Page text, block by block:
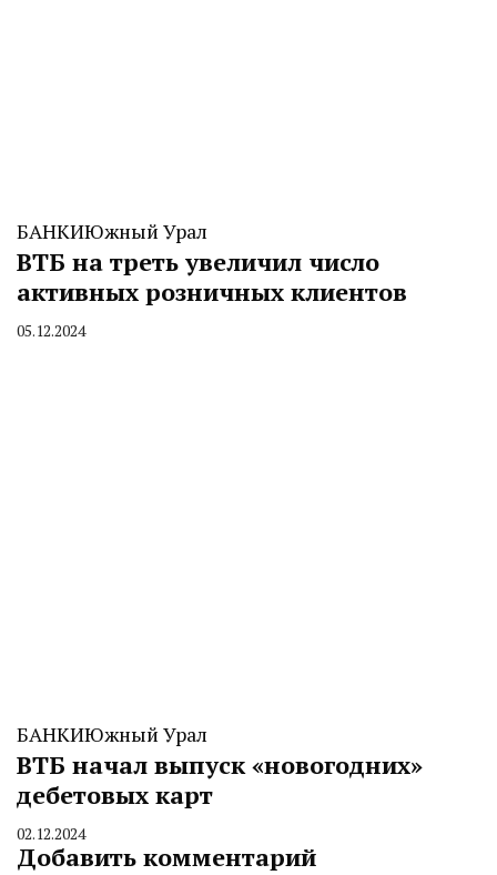
БАНКИЮжный Урал
ВТБ на треть увеличил число
активных розничных клиентов
By
05.12.2024
БАНКИЮжный Урал
ВТБ начал выпуск «новогодних»
дебетовых карт
By
CHELINDUSTRY
02.12.2024
Добавить комментарий